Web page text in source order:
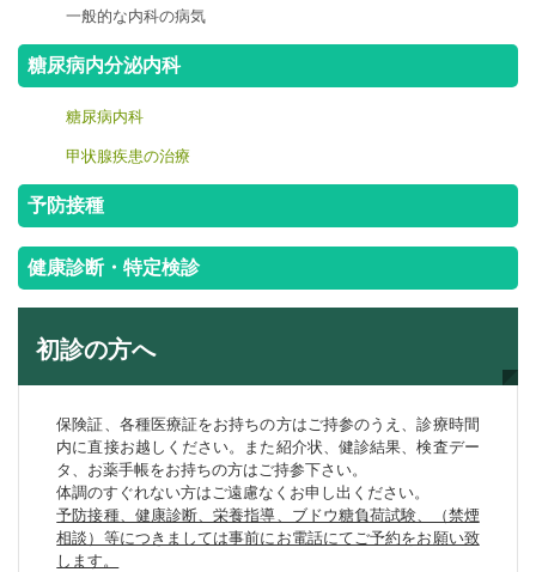
一般的な内科の病気
糖尿病内分泌内科
糖尿病内科
甲状腺疾患の治療
予防接種
健康診断・特定検診
初診の方へ
保険証、各種医療証をお持ちの方はご持参のうえ、診療時間
内に直接お越しください。また紹介状、健診結果、検査デー
タ、お薬手帳をお持ちの方はご持参下さい。
体調のすぐれない方はご遠慮なくお申し出ください。
予防接種、健康診断、栄養指導、ブドウ糖負荷試験、（禁煙
相談）等につきましては事前にお電話にてご予約をお願い致
します。